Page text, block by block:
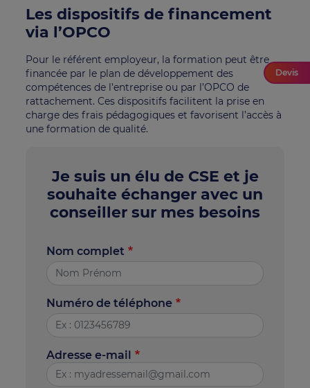
Les dispositifs de financement
via l’OPCO
Pour le référent employeur, la formation peut être
financée par le plan de développement des
compétences de l’entreprise ou par l’OPCO de
rattachement. Ces dispositifs facilitent la prise en
charge des frais pédagogiques et favorisent l’accès à
une formation de qualité.
Je suis un élu de CSE et je
souhaite échanger avec un
conseiller sur mes besoins
Nom complet
Numéro de téléphone
Adresse e-mail
Devis